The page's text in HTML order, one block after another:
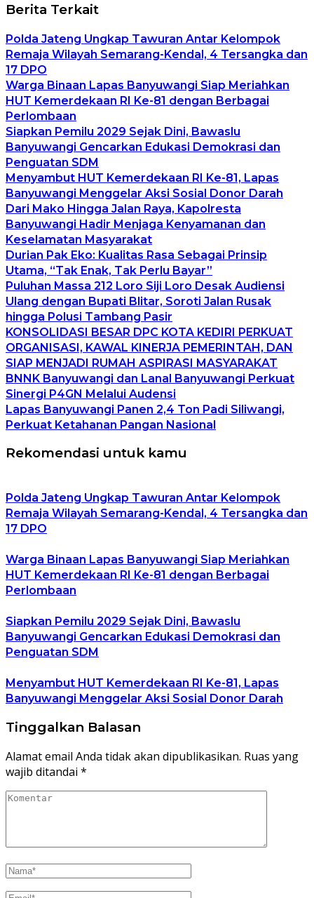
Berita Terkait
Polda Jateng Ungkap Tawuran Antar Kelompok
Remaja Wilayah Semarang-Kendal, 4 Tersangka dan
17 DPO
Warga Binaan Lapas Banyuwangi Siap Meriahkan
HUT Kemerdekaan RI Ke-81 dengan Berbagai
Perlombaan
Siapkan Pemilu 2029 Sejak Dini, Bawaslu
Banyuwangi Gencarkan Edukasi Demokrasi dan
Penguatan SDM
Menyambut HUT Kemerdekaan RI Ke-81, Lapas
Banyuwangi Menggelar Aksi Sosial Donor Darah
Dari Mako Hingga Jalan Raya, Kapolresta
Banyuwangi Hadir Menjaga Kenyamanan dan
Keselamatan Masyarakat
Durian Pak Eko: Kualitas Rasa Sebagai Prinsip
Utama, “Tak Enak, Tak Perlu Bayar”
Puluhan Massa 212 Loro Siji Loro Desak Audiensi
Ulang dengan Bupati Blitar, Soroti Jalan Rusak
hingga Polusi Tambang Pasir
KONSOLIDASI BESAR DPC KOTA KEDIRI PERKUAT
ORGANISASI, KAWAL KINERJA PEMERINTAH, DAN
SIAP MENJADI RUMAH ASPIRASI MASYARAKAT
BNNK Banyuwangi dan Lanal Banyuwangi Perkuat
Sinergi P4GN Melalui Audensi
Lapas Banyuwangi Panen 2,4 Ton Padi Siliwangi,
Perkuat Ketahanan Pangan Nasional
Rekomendasi untuk kamu
Polda Jateng Ungkap Tawuran Antar Kelompok
Remaja Wilayah Semarang-Kendal, 4 Tersangka dan
17 DPO
Warga Binaan Lapas Banyuwangi Siap Meriahkan
HUT Kemerdekaan RI Ke-81 dengan Berbagai
Perlombaan
Siapkan Pemilu 2029 Sejak Dini, Bawaslu
Banyuwangi Gencarkan Edukasi Demokrasi dan
Penguatan SDM
Menyambut HUT Kemerdekaan RI Ke-81, Lapas
Banyuwangi Menggelar Aksi Sosial Donor Darah
Tinggalkan Balasan
Alamat email Anda tidak akan dipublikasikan. Ruas yang
wajib ditandai *